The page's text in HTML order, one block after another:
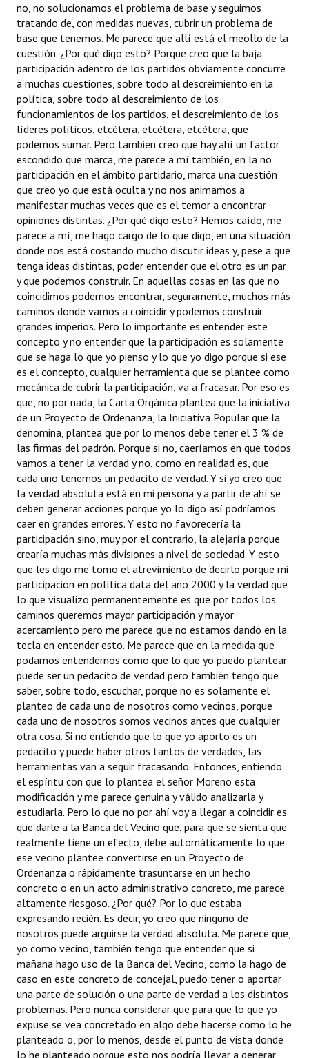
no, no solucionamos el problema de base y seguimos
tratando de, con medidas nuevas, cubrir un problema de
base que tenemos. Me parece que allí está el meollo de la
cuestión. ¿Por qué digo esto? Porque creo que la baja
participación adentro de los partidos obviamente concurre
a muchas cuestiones, sobre todo al descreimiento en la
política, sobre todo al descreimiento de los
funcionamientos de los partidos, el descreimiento de los
líderes políticos, etcétera, etcétera, etcétera, que
podemos sumar. Pero también creo que hay ahí un factor
escondido que marca, me parece a mí también, en la no
participación en el ámbito partidario, marca una cuestión
que creo yo que está oculta y no nos animamos a
manifestar muchas veces que es el temor a encontrar
opiniones distintas. ¿Por qué digo esto? Hemos caído, me
parece a mí, me hago cargo de lo que digo, en una situación
donde nos está costando mucho discutir ideas y, pese a que
tenga ideas distintas, poder entender que el otro es un par
y que podemos construir. En aquellas cosas en las que no
coincidimos podemos encontrar, seguramente, muchos más
caminos donde vamos a coincidir y podemos construir
grandes imperios. Pero lo importante es entender este
concepto y no entender que la participación es solamente
que se haga lo que yo pienso y lo que yo digo porque si ese
es el concepto, cualquier herramienta que se plantee como
mecánica de cubrir la participación, va a fracasar. Por eso es
que, no por nada, la Carta Orgánica plantea que la iniciativa
de un Proyecto de Ordenanza, la Iniciativa Popular que la
denomina, plantea que por lo menos debe tener el 3 % de
las firmas del padrón. Porque si no, caeríamos en que todos
vamos a tener la verdad y no, como en realidad es, que
cada uno tenemos un pedacito de verdad. Y si yo creo que
la verdad absoluta está en mi persona y a partir de ahí se
deben generar acciones porque yo lo digo así podríamos
caer en grandes errores. Y esto no favorecería la
participación sino, muy por el contrario, la alejaría porque
crearía muchas más divisiones a nivel de sociedad. Y esto
que les digo me tomo el atrevimiento de decirlo porque mi
participación en política data del año 2000 y la verdad que
lo que visualizo permanentemente es que por todos los
caminos queremos mayor participación y mayor
acercamiento pero me parece que no estamos dando en la
tecla en entender esto. Me parece que en la medida que
podamos entendernos como que lo que yo puedo plantear
puede ser un pedacito de verdad pero también tengo que
saber, sobre todo, escuchar, porque no es solamente el
planteo de cada uno de nosotros como vecinos, porque
cada uno de nosotros somos vecinos antes que cualquier
otra cosa. Si no entiendo que lo que yo aporto es un
pedacito y puede haber otros tantos de verdades, las
herramientas van a seguir fracasando. Entonces, entiendo
el espíritu con que lo plantea el señor Moreno esta
modificación y me parece genuina y válido analizarla y
estudiarla. Pero lo que no por ahí voy a llegar a coincidir es
que darle a la Banca del Vecino que, para que se sienta que
realmente tiene un efecto, debe automáticamente lo que
ese vecino plantee convertirse en un Proyecto de
Ordenanza o rápidamente trasuntarse en un hecho
concreto o en un acto administrativo concreto, me parece
altamente riesgoso. ¿Por qué? Por lo que estaba
expresando recién. Es decir, yo creo que ninguno de
nosotros puede argüirse la verdad absoluta. Me parece que,
yo como vecino, también tengo que entender que si
mañana hago uso de la Banca del Vecino, como la hago de
caso en este concreto de concejal, puedo tener o aportar
una parte de solución o una parte de verdad a los distintos
problemas. Pero nunca considerar que para que lo que yo
expuse se vea concretado en algo debe hacerse como lo he
planteado o, por lo menos, desde el punto de vista donde
lo he planteado porque esto nos podría llevar a generar